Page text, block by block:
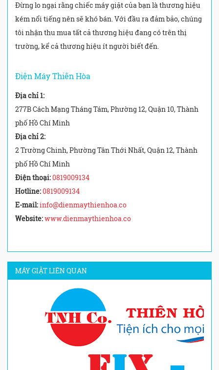
Đừng lo ngại rằng chiếc máy giặt của bạn là thương hiệu
kém nổi tiếng nên sẽ khó bán. Với đầu ra đảm bảo, chúng
tôi nhận thu mua tất cả thương hiệu đang có trên thị
trường, kể cả thương hiệu ít người biết đến.
Điện Máy Thiên Hòa
Địa chỉ 1:
277B Cách Mạng Tháng Tám, Phường 12, Quận 10, Thành
phố Hồ Chí Minh
Địa chỉ 2:
2 Trường Chinh, Phường Tân Thới Nhất, Quận 12, Thành
phố Hồ Chí Minh
Điện thoại:0819009134
Hotline:0819009134
E-mail:info@dienmaythienhoa.co
Website:www.dienmaythienhoa.co
MÁY GIẶT LIÊN QUAN